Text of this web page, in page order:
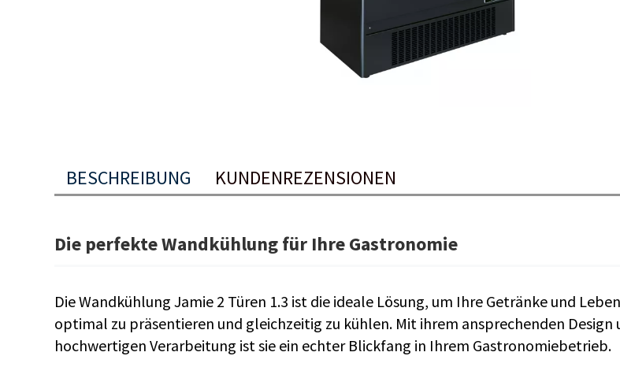
BESCHREIBUNG KUNDENREZENSIONEN
Die perfekte Wandkühlung für Ihre Gastronomie
Die Wandkühlung Jamie 2 Türen 1.3 ist die ideale Lösung, um Ihre Getränke und
optimal zu präsentieren und gleichzeitig zu kühlen. Mit ihrem ansprechenden Design
hochwertigen Verarbeitung ist sie ein echter Blickfang in Ihrem Gastronomiebetrieb.